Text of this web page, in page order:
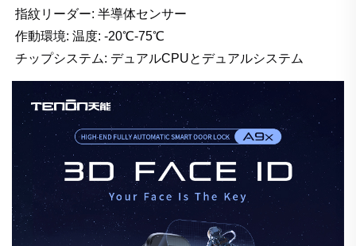
指紋リーダー: 半導体センサー
作動環境: 温度: -20℃-75℃
チップシステム: デュアルCPUとデュアルシステム